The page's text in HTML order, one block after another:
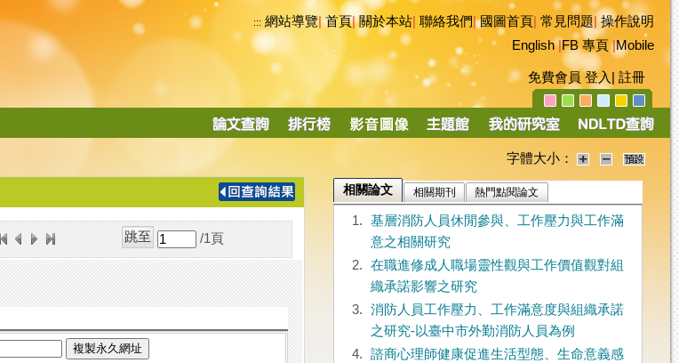
::: 網站導覽|首頁|關於本站 聯絡我們|國圖首頁 常見問題|操作說明
English|FB 專頁|Mobile
免費會員 登入 註冊
導
字體大小：
/1 頁
複製永久網址
相關論文 相關期刊 熱門點閱論文
1.
基層消防人員休閒參與、工作壓力與工作滿
意之相關研究
2.
在職進修成人職場靈性觀與工作價值觀對組
織承諾影響之研究
3.
消防人員工作壓力、工作滿意度與組織承諾
之研究-以臺中市外勤消防人員為例
4.
諮商心理師健康促進生活型態、生命意義感